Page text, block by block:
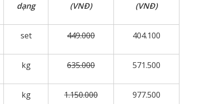
dạng
(VNĐ)
(VNĐ)
set 449.000 404.100
kg 635.000 571.500
kg 1.150.000 977.500